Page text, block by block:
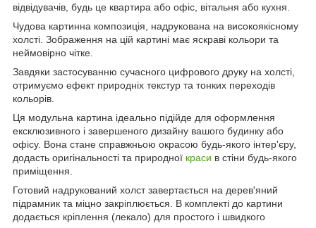
відвідувачів, будь це квартира або офіс, вітальня або кухня.
Чудова картинна композиція, надрукована на високоякісному
холсті. Зображення на цій картині має яскраві кольори та
неймовірно чітке.
Завдяки застосуванню сучасного цифрового друку на холсті,
отримуємо ефект природніх текстур та тонких переходів
кольорів.
Ця модульна картина ідеально підійде для оформлення
ексклюзивного і завершеного дизайну вашого будинку або
офісу. Вона стане справжньою окрасою будь-якого інтер'єру,
додасть оригінальності та природної краси в стіни будь-якого
приміщення.
Готовий надрукований холст завертається на дерев'яний
підрамник та міцно закріплюється. В комплекті до картини
додається кріплення (лекало) для простого і швидкого